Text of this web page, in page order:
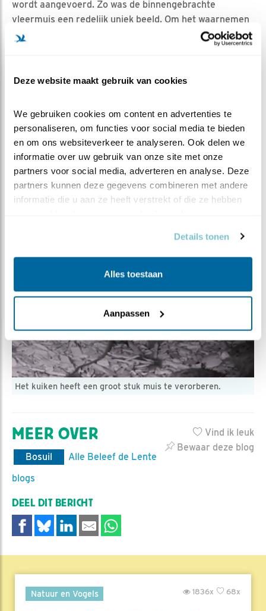
Deze website maakt gebruik van cookies
We gebruiken cookies om content en advertenties te
personaliseren, om functies voor social media te bieden
en om ons websiteverkeer te analyseren. Ook delen we
informatie over uw gebruik van onze site met onze
partners voor social media, adverteren en analyse. Deze
partners kunnen deze gegevens combineren met andere
informatie die u aan ze heeft verstrekt of die ze hebben
Details tonen
Alles toestaan
Aanpassen
wordt aangevoerd. Zo was de binnengebrachte
vleermuis een redelijk uniek beeld. Om het waarnemen
wat makkelijker te maken, gebruiken we de afkortingen
WAM en WOM. Misschien heb je het in de chat al eens
deVeelgestelde vragengekeken. Een van onze kijkers
zijn.
Mocht je een keer een minder fijne dag hebben... Bekijk
dan de live beelden van onze bosuil en denk dan aan
het lot van die arme voorraadmuis.
~ Bart
Het kuiken heeft een groot stuk muis te verorberen.
Vind ik leuk
Bewaar deze blog
MEER OVER
Bosuil
Alle Beleef de Lente
blogs
DEEL DIT BERICHT
Natuur en Vogels 68x
1836x